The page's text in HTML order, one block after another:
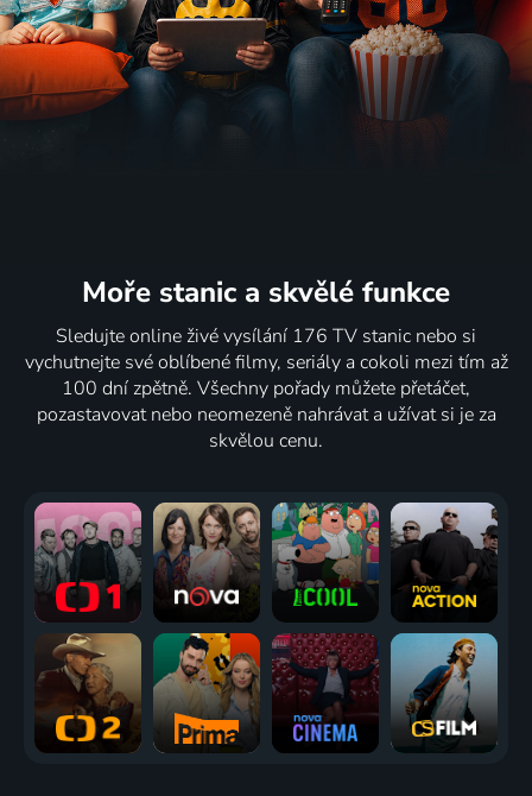
Moře stanic a skvělé funkce
Sledujte online živé vysílání 176 TV stanic nebo si
vychutnejte své oblíbené filmy, seriály a cokoli mezi tím až
100 dní zpětně. Všechny pořady můžete přetáčet,
pozastavovat nebo neomezeně nahrávat a užívat si je za
skvělou cenu.